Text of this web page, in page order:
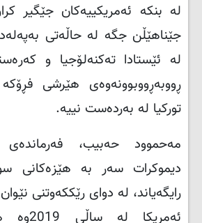
له بنکە ئەمریکییەکان جێگیر
جێناهێڵن جگه له حاڵەتی
له ئێستادا تەکنەلۆجیا و
ڕووبەڕووبوونەوەی هێرشی فڕۆکه
تورکیا لە بەردەست نییە.
مەحموود حەبیب، فەرماندەی
دیموکرات سەر بە هێزەکانی
رایگەیاند، لە دوای رێککەوتنی